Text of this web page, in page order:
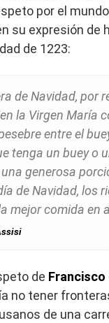
por el
su expresión de
de 1223:
de Navidad, por
la Virgen María
entre el
tenga un buey o
generosa
de Navidad, los
mejor comida en
de Francisco
no tener
de una